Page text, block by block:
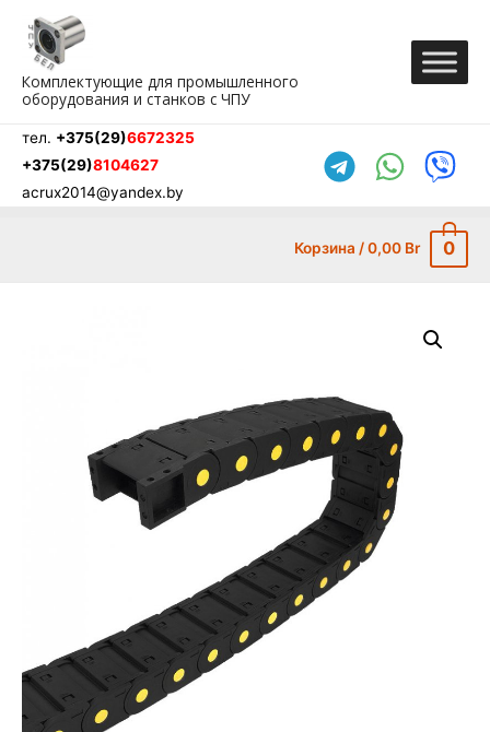
содержимому
Комплектующие для промышленного
оборудования и станков с ЧПУ
тел. +375(29)6672325
+375(29)8104627
acrux2014@yandex.by
Корзина /0,00 Br 0